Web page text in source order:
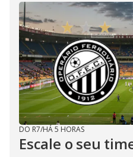
DO R7/HÁ 5 HORAS
Escale o seu